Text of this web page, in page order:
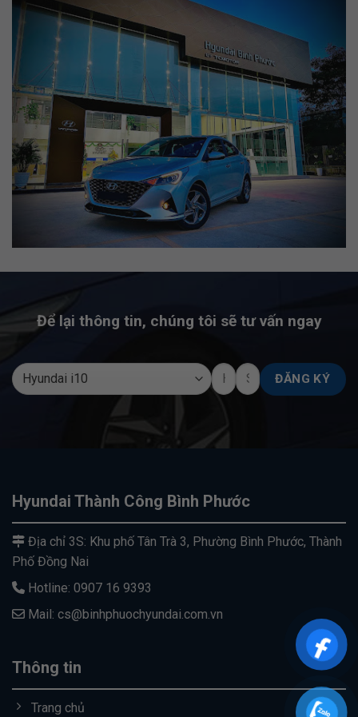
Để lại thông tin, chúng tôi sẽ tư vấn ngay
Hyundai Thành Công Bình Phước
Địa chỉ 3S: Khu phố Tân Trà 3, Phường Bình Phước, Thành
Phố Đồng Nai
Hotline: 0907 16 9393
Mail: cs@binhphuochyundai.com.vn
Thông tin
Trang chủ